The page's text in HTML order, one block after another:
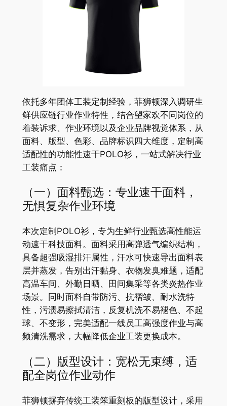
依托多年团体工装定制经验，菲狮顿深入调研生
鲜供应链行业作业特性，结合望家欢不同岗位的
着装诉求、作业环境以及企业品牌视觉体系，从
面料、版型、色彩、品牌标识四大维度，定制高
适配性的功能性速干POLO衫，一站式解决行业
工装痛点：
（一）面料甄选：专业速干面料，
无惧复杂作业环境
本次定制POLO衫，专为生鲜行业甄选高性能运
动速干科技面料。面料采用高弹透气编织结构，
具备超强吸湿排汗属性，汗水可快速导出面料表
层并蒸发，告别出汗黏身、衣物发臭难题，适配
高温车间、外勤日晒、田间集采等各类炎热作业
场景。同时面料自带防污、抗褶皱、耐水洗特
性，污渍易擦拭清洁，反复机洗不易褪色、不起
球、不变形，完美适配一线员工高强度作业与高
频清洗需求，大幅降低企业工装更换成本。
（二）版型设计：宽松无束缚，适
配全岗位作业动作
菲狮顿摒弃传统工装笨重刻板的版型设计，采用